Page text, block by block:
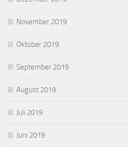
November 2019
Oktober 2019
September 2019
August 2019
Juli 2019
Juni 2019